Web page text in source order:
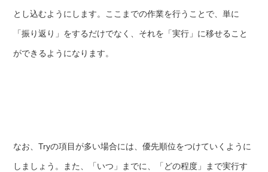
とし込むようにします。ここまでの作業を行うことで、単に
「振り返り」をするだけでなく、それを「実行」に移せること
ができるようになります。
なお、Tryの項目が多い場合には、優先順位をつけていくように
しましょう。また、「いつ」までに、「どの程度」まで実行す